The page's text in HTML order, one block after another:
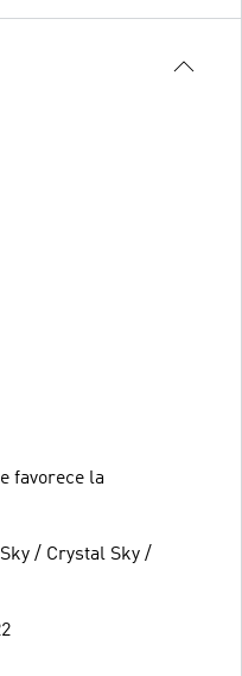
favorece la
/ Crystal Sky /